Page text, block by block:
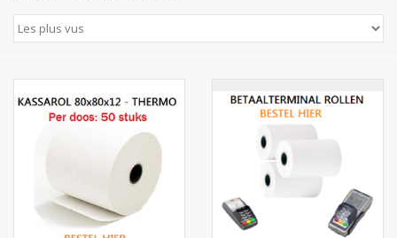
Confiserie
Boissons
Biscuits apéritifs / Snacks salés
Bonbons pour la bonbonnière